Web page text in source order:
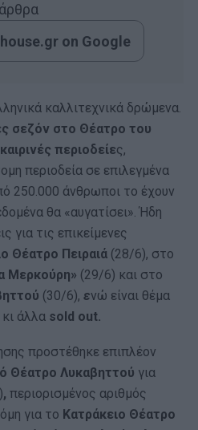
άρθρα
on Google
καλλιτεχνικά δρώμενα.
σεζόν στο Θέατρο του
περιοδείες,
περιοδεία σε επιλεγμένα
250.000 άνθρωποι το έχουν
θα «αυγατίσει». Ήδη
για τις επικείμενες
Θέατρο Πειραιά (28/6), στο
Μερκούρη» (29/6) και στο
(30/6), ενώ είναι θέμα
άλλα sold out.
προστέθηκε επιπλέον
Θέατρο Λυκαβηττού για ​
, περιορισμένος αριθμός
για το Κατράκειο Θέατρο